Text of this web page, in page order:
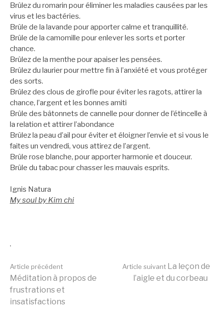
Brûlez du romarin pour éliminer les maladies causées par les
virus et les bactéries.
Brûle de la lavande pour apporter calme et tranquillité.
Brûle de la camomille pour enlever les sorts et porter
chance.
Brûlez de la menthe pour apaiser les pensées.
Brûlez du laurier pour mettre fin à l’anxiété et vous protéger
des sorts.
Brûlez des clous de girofle pour éviter les ragots, attirer la
chance, l’argent et les bonnes amiti
Brûle des bâtonnets de cannelle pour donner de l’étincelle à
la relation et attirer l’abondance
Brûlez la peau d’ail pour éviter et éloigner l’envie et si vous le
faites un vendredi, vous attirez de l’argent.
Brûle rose blanche, pour apporter harmonie et douceur.
Brûle du tabac pour chasser les mauvais esprits.
Ignis Natura
My soul by Kim chi
.
Lire
la
Article précédent
Méditation à propos de
frustrations et
insatisfactions
Article suivant La leçon de
l’aigle et du corbeau